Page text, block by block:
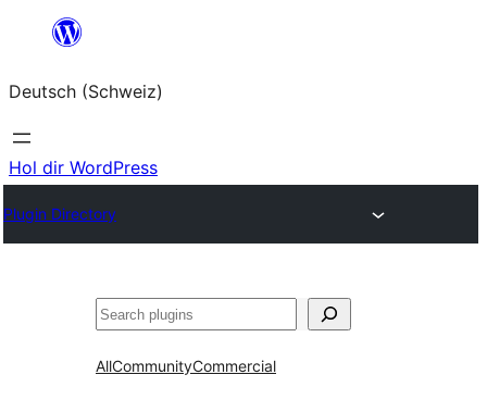
springen
Deutsch (Schweiz)
Hol dir WordPress
Plugin Directory
Suchen
AllCommunityCommercial